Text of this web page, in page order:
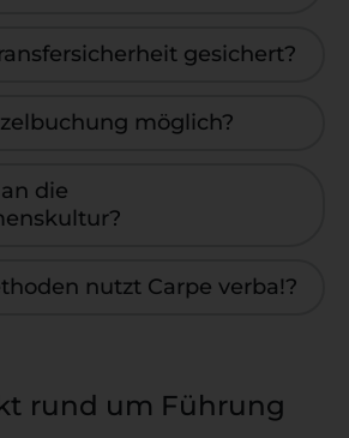
gesichert?
möglich?
die
nutzt Carpe verba!?
rund um Führung